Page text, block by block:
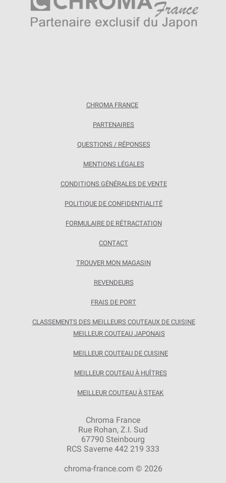
CHROMA FRANCE
PARTENAIRES
QUESTIONS / RÉPONSES
MENTIONS LÉGALES
CONDITIONS GÉNÉRALES DE VENTE
POLITIQUE DE CONFIDENTIALITÉ
FORMULAIRE DE RÉTRACTATION
CONTACT
TROUVER MON MAGASIN
REVENDEURS
FRAIS DE PORT
CLASSEMENTS DES MEILLEURS COUTEAUX DE CUISINE
MEILLEUR COUTEAU JAPONAIS
MEILLEUR COUTEAU DE CUISINE
MEILLEUR COUTEAU À HUÎTRES
MEILLEUR COUTEAU À STEAK
Chroma France
Rue Rohan, Z.I. Sud
67790 Steinbourg
RCS Saverne 442 219 333
chroma-france.com © 2026